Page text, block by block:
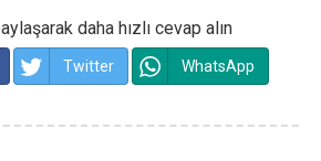
daha hızlı cevap alın
Twitter WhatsApp